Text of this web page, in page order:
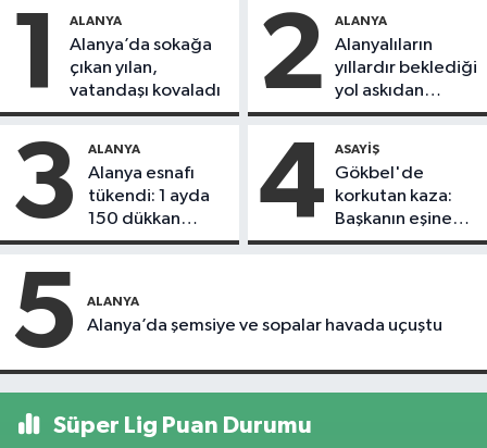
1 ALANYA
Alanya’da sokağa
çıkan yılan,
vatandaşı kovaladı
2 ALANYA
Alanyalıların
yıllardır beklediği
yol askıdan
döndü
3 ALANYA
Alanya esnafı
tükendi: 1 ayda
150 dükkan
kapandı
4 ASAYIŞ
Gökbel'de
korkutan kaza:
Başkanın eşine
motosiklet çarptı
5 ALANYA
Alanya’da şemsiye ve sopalar havada uçuştu
Süper Lig Puan Durumu